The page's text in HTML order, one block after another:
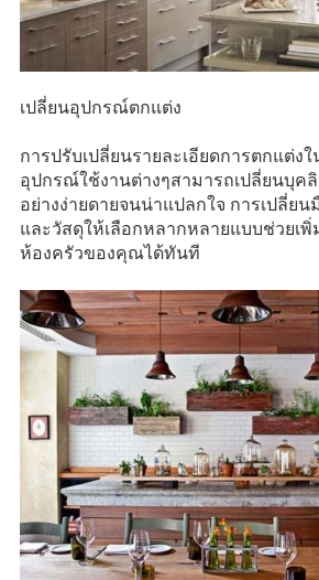
เปลี่ยนอุปกรณ์ตกแต่ง
การปรับเปลี่ยนรายละเอียดการตกแต่ง
อุปกรณ์ใช้งานต่างๆสามารถเปลี่ยนบุค
อย่างง่ายดายจนน่าแปลกใจ การเปลี่ย
และวัสดุให้เลือกหลากหลายแบบช่วยเ
ห้องครัวของคุณได้ทันที